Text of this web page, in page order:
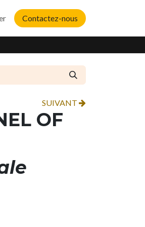
Contactez-nous
SUIVANT
OF